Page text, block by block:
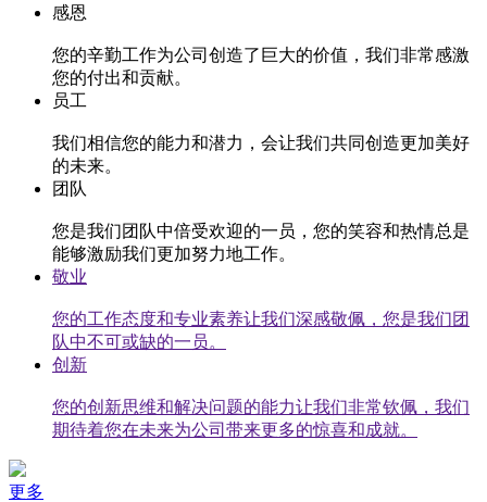
感恩
您的辛勤工作为公司创造了巨大的价值，我们非常感激
您的付出和贡献。
员工
我们相信您的能力和潜力，会让我们共同创造更加美好
的未来。
团队
您是我们团队中倍受欢迎的一员，您的笑容和热情总是
能够激励我们更加努力地工作。
敬业
您的工作态度和专业素养让我们深感敬佩，您是我们团
队中不可或缺的一员。
创新
您的创新思维和解决问题的能力让我们非常钦佩，我们
期待着您在未来为公司带来更多的惊喜和成就。
更多